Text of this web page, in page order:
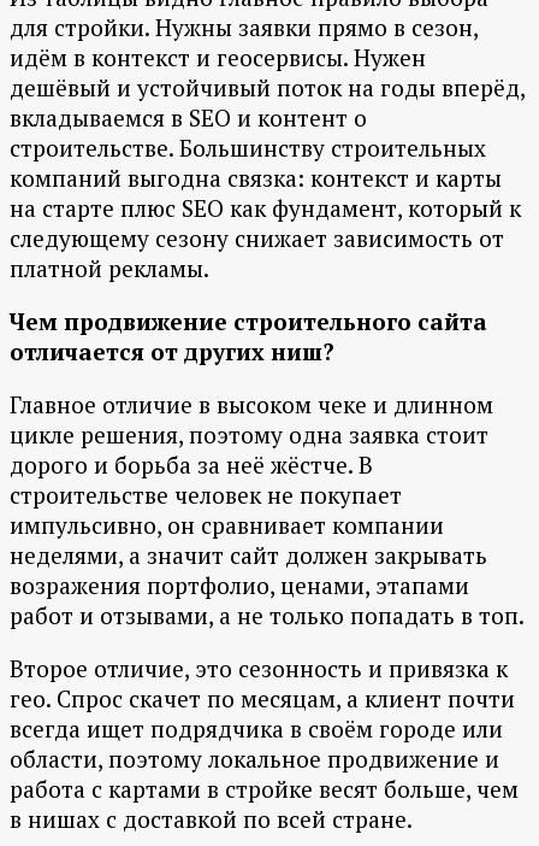
для стройки. Нужны заявки прямо в сезон,
идём в контекст и геосервисы. Нужен
дешёвый и устойчивый поток на годы вперёд,
вкладываемся в SEO и контент о
строительстве. Большинству строительных
компаний выгодна связка: контекст и карты
на старте плюс SEO как фундамент, который к
следующему сезону снижает зависимость от
платной рекламы.
Чем продвижение строительного сайта
отличается от других ниш?
Главное отличие в высоком чеке и длинном
цикле решения, поэтому одна заявка стоит
дорого и борьба за неё жёстче. В
строительстве человек не покупает
импульсивно, он сравнивает компании
неделями, а значит сайт должен закрывать
возражения портфолио, ценами, этапами
работ и отзывами, а не только попадать в топ.
Второе отличие, это сезонность и привязка к
гео. Спрос скачет по месяцам, а клиент почти
всегда ищет подрядчика в своём городе или
области, поэтому локальное продвижение и
работа с картами в стройке весят больше, чем
в нишах с доставкой по всей стране.